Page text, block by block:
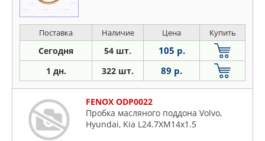
Поставка Наличие Цена Купить
Сегодня 54 шт. 105 р.
1 дн. 322 шт. 89 р.
FENOX ODP0022
Пробка масляного поддона Volvo,
Hyundai, Kia L24.7XM14x1.5